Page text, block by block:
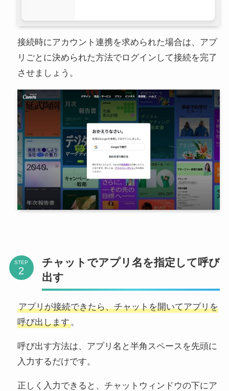
接続時にアカウント連携を求められた場合は、アプ
リごとに決められた方法でログインして接続を完了
させましょう。
STEP
チャットでアプリ名を指定して呼び
出す
アプリが接続できたら、チャットを開いてアプリを
呼び出します。
呼び出す方法は、アプリ名と半角スペースを先頭に
入力するだけです。
正しく入力できると、チャットウィンドウの下にア